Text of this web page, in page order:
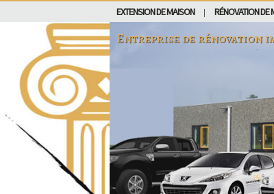
EXTENSION DE MAISON RÉNOVATION DE
Entreprise de rénovation